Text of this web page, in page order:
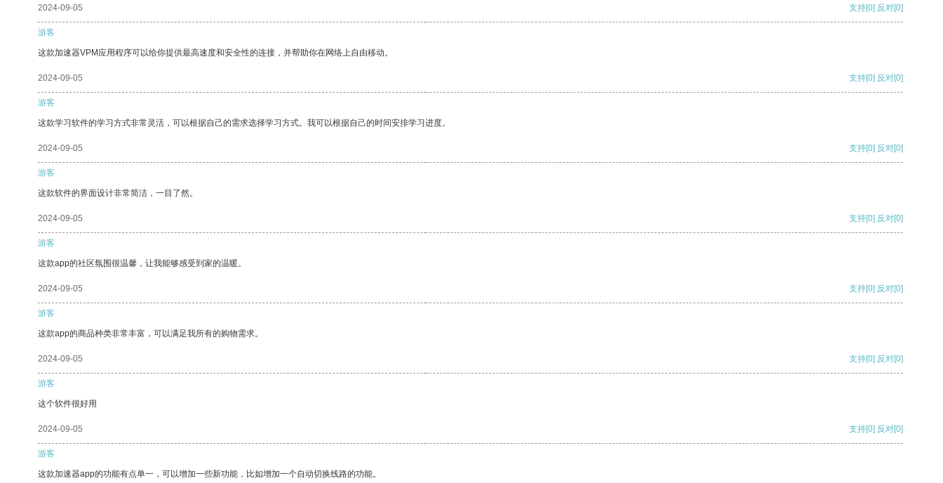
2024-09-05 支持[0] 反对[0]
游客
这款加速器VPM应用程序可以给你提供最高速度和安全性的连接，并帮助你在网络上自由移动。
2024-09-05 支持[0] 反对[0]
游客
这款学习软件的学习方式非常灵活，可以根据自己的需求选择学习方式。我可以根据自己的时间安排学习进度。
2024-09-05 支持[0] 反对[0]
游客
这款软件的界面设计非常简洁，一目了然。
2024-09-05 支持[0] 反对[0]
游客
这款app的社区氛围很温馨，让我能够感受到家的温暖。
2024-09-05 支持[0] 反对[0]
游客
这款app的商品种类非常丰富，可以满足我所有的购物需求。
2024-09-05 支持[0] 反对[0]
游客
这个软件很好用
2024-09-05 支持[0] 反对[0]
游客
这款加速器app的功能有点单一，可以增加一些新功能，比如增加一个自动切换线路的功能。